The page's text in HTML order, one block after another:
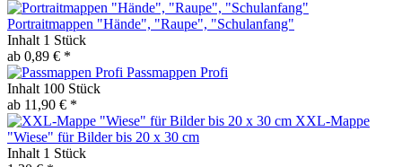
Portraitmappen "Hände", "Raupe", "Schulanfang"
Inhalt 1 Stück
ab 0,89 € *
Passmappen Profi
Inhalt 100 Stück
ab 11,90 € *
XXL-Mappe
"Wiese" für Bilder bis 20 x 30 cm
Inhalt 1 Stück